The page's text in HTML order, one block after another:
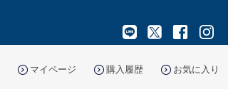
マイページ 購入履歴 お気に入り